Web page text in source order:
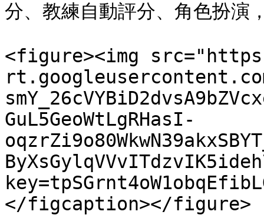
分、教練自動評分、角色扮演
<figure><img
GuL5GeoWtLgRHasI-
</figcaption></figure>